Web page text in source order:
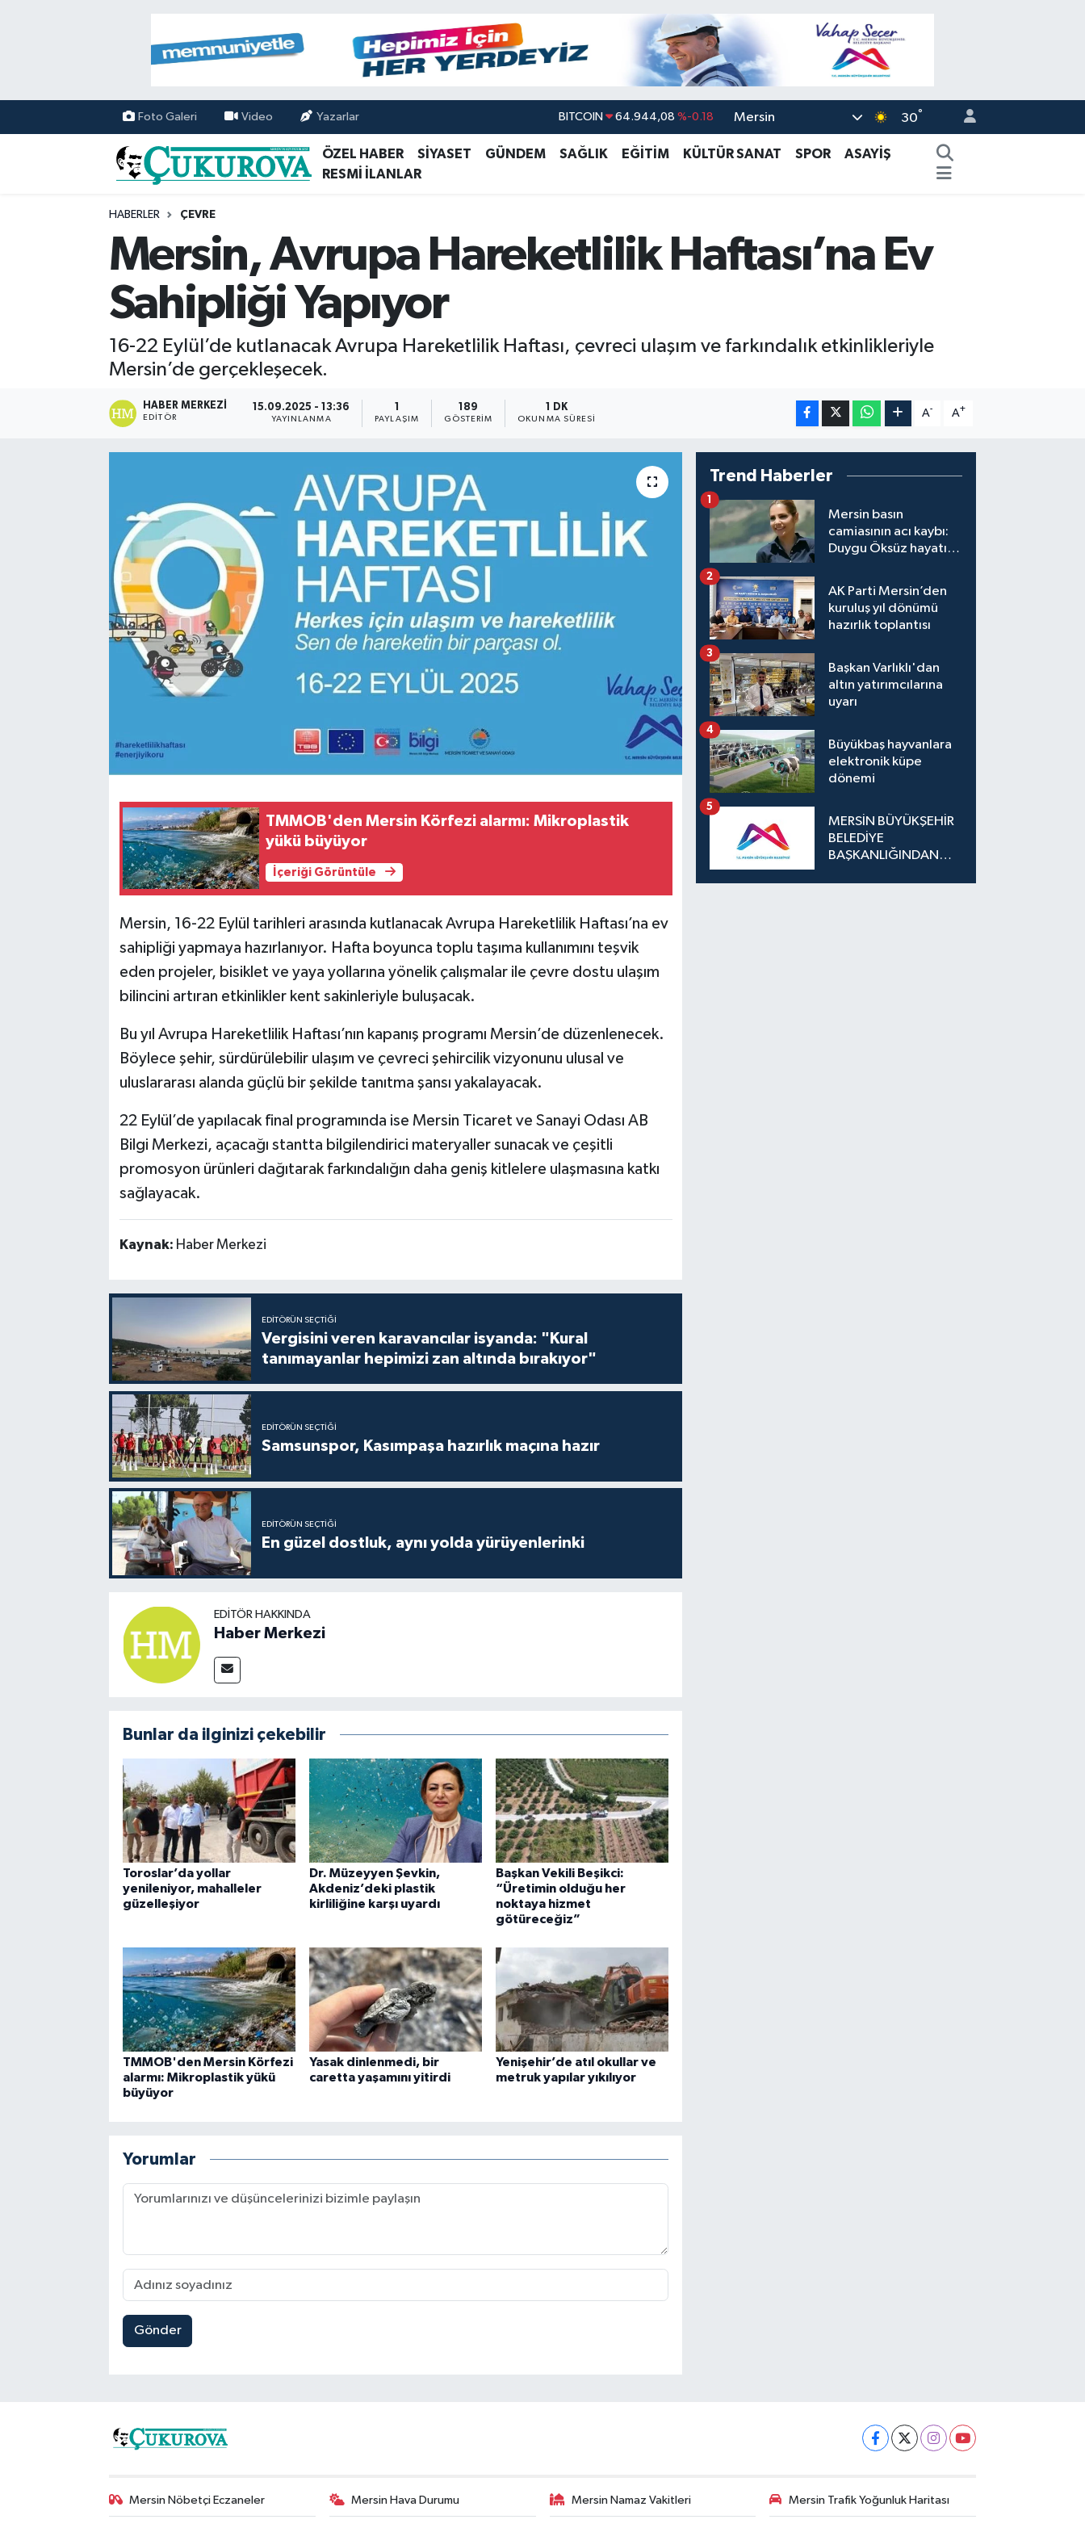
Foto Galeri Video Yazarlar
DOLAR 47,7436 %0.18
13.779 %-14
Mersin 30°
ÖZEL HABER SİYASET GÜNDEM SAĞLIK EĞİTİM KÜLTÜR SANAT SPOR
ASAYİŞ
RESMİ İLANLAR
HABERLER ÇEVRE
Mersin, Avrupa Hareketlilik Haftası’na Ev
Sahipliği Yapıyor
16-22 Eylül’de kutlanacak Avrupa Hareketlilik Haftası, çevreci ulaşım ve farkındalık etkinlikleriyle
Mersin’de gerçekleşecek.
HABER MERKEZI
EDITÖR
15.09.2025 - 13:36
YAYINLANMA PAYLAŞIM
189
GÖSTERIM
1 DK
OKUNMA SÜRESI
A- A+
TMMOB'den Mersin Körfezi alarmı: Mikroplastik
yükü büyüyor
İçeriği Görüntüle
Mersin, 16-22 Eylül tarihleri arasında kutlanacak Avrupa Hareketlilik Haftası’na ev
sahipliği yapmaya hazırlanıyor. Hafta boyunca toplu taşıma kullanımını teşvik
eden projeler, bisiklet ve yaya yollarına yönelik çalışmalar ile çevre dostu ulaşım
bilincini artıran etkinlikler kent sakinleriyle buluşacak.
Bu yıl Avrupa Hareketlilik Haftası’nın kapanış programı Mersin’de düzenlenecek.
Böylece şehir, sürdürülebilir ulaşım ve çevreci şehircilik vizyonunu ulusal ve
uluslararası alanda güçlü bir şekilde tanıtma şansı yakalayacak.
22 Eylül’de yapılacak final programında ise Mersin Ticaret ve Sanayi Odası AB
Bilgi Merkezi, açacağı stantta bilgilendirici materyaller sunacak ve çeşitli
promosyon ürünleri dağıtarak farkındalığın daha geniş kitlelere ulaşmasına katkı
sağlayacak.
Kaynak: Haber Merkezi
EDITÖRÜN SEÇTIĞI
Vergisini veren karavancılar isyanda: "Kural
tanımayanlar hepimizi zan altında bırakıyor"
EDITÖRÜN SEÇTIĞI
Samsunspor, Kasımpaşa hazırlık maçına hazır
EDITÖRÜN SEÇTIĞI
En güzel dostluk, aynı yolda yürüyenlerinki
EDITÖR HAKKINDA
Haber Merkezi
Bunlar da ilginizi çekebilir
Toroslar’da yollar
yenileniyor, mahalleler
güzelleşiyor
Dr. Müzeyyen Şevkin,
Akdeniz’deki plastik
kirliliğine karşı uyardı
Başkan Vekili Beşikci:
“Üretimin olduğu her
noktaya hizmet
götüreceğiz”
TMMOB'den Mersin Körfezi
alarmı: Mikroplastik yükü
büyüyor
Yasak dinlenmedi, bir
caretta yaşamını yitirdi
Yenişehir’de atıl okullar ve
metruk yapılar yıkılıyor
Yorumlar
Gönder
Trend Haberler
Mersin basın
camiasının acı kaybı:
Duygu Öksüz hayatını
1
AK Parti Mersin’den
kuruluş yıl dönümü
hazırlık toplantısı
2
Başkan Varlıklı'dan
altın yatırımcılarına
uyarı
3
Büyükbaş hayvanlara
elektronik küpe
dönemi
4
MERSİN BÜYÜKŞEHİR
BELEDİYE
BAŞKANLIĞINDAN
5
Mersin Nöbetçi Eczaneler Mersin Hava Durumu Mersin Namaz Vakitleri Mersin Trafik Yoğunluk Haritası
Mersin Nöbetçi Eczaneler
Mersin Hava Durumu
Mersin Namaz Vakitleri
Mersin Trafik Yoğunluk Haritası
Tüm Manşetler
Son Dakika Haberleri
Haber Arşivi